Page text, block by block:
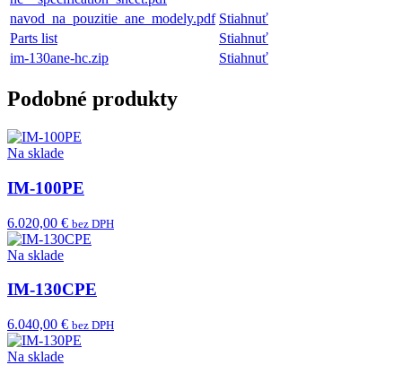
navod_na_pouzitie_ane_modely.pdf Stiahnuť
Parts list
Stiahnuť
im-130ane-hc.zip
Stiahnuť
Podobné produkty
Na sklade
IM-100PE
6.020,00 € bez DPH
Na sklade
IM-130CPE
6.040,00 € bez DPH
Na sklade